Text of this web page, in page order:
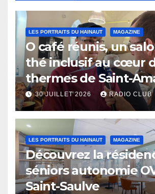
LES PORTRAITS DU HAINAUT MAGAZINE
O café réunis, un
thé inclusif au cœur
thermes de Saint-
Eaux
30 JUILLET 2026 RADIO CLUB
LES PORTRAITS DU HAINAUT MAGAZINE
Découvrez la
séniors autonomie
Saint-Saulve